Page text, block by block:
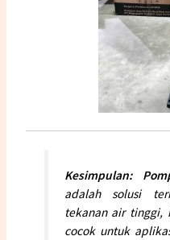
Kesimpulan:
adalah solusi
tekanan air tinggi,
cocok untuk